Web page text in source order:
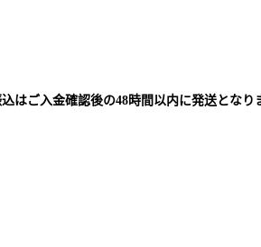
はご入金確認後の48時間以内に発送となり